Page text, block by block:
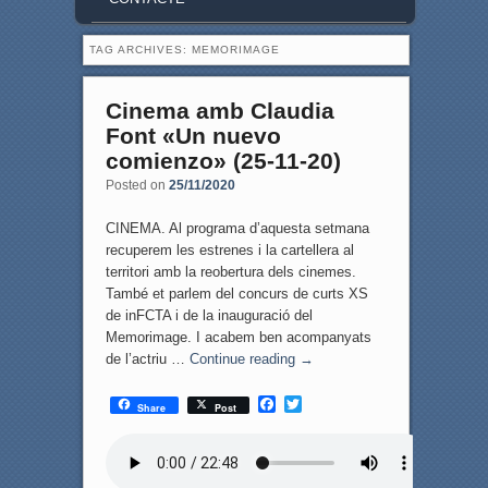
TAG ARCHIVES: MEMORIMAGE
Cinema amb Claudia
Font «Un nuevo
comienzo» (25-11-20)
Posted on 25/11/2020
CINEMA. Al programa d’aquesta setmana
recuperem les estrenes i la cartellera al
territori amb la reobertura dels cinemes.
També et parlem del concurs de curts XS
de inFCTA i de la inauguració del
Memorimage. I acabem ben acompanyats
de l’actriu … Continue reading →
Share Post
F
T